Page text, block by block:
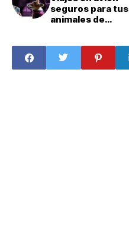
seguros para tus
animales de